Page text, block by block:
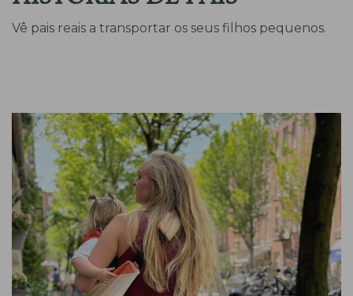
Vê pais reais a transportar os seus filhos pequenos.